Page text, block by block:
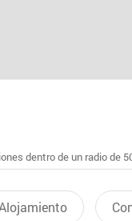
dentro de un radio de